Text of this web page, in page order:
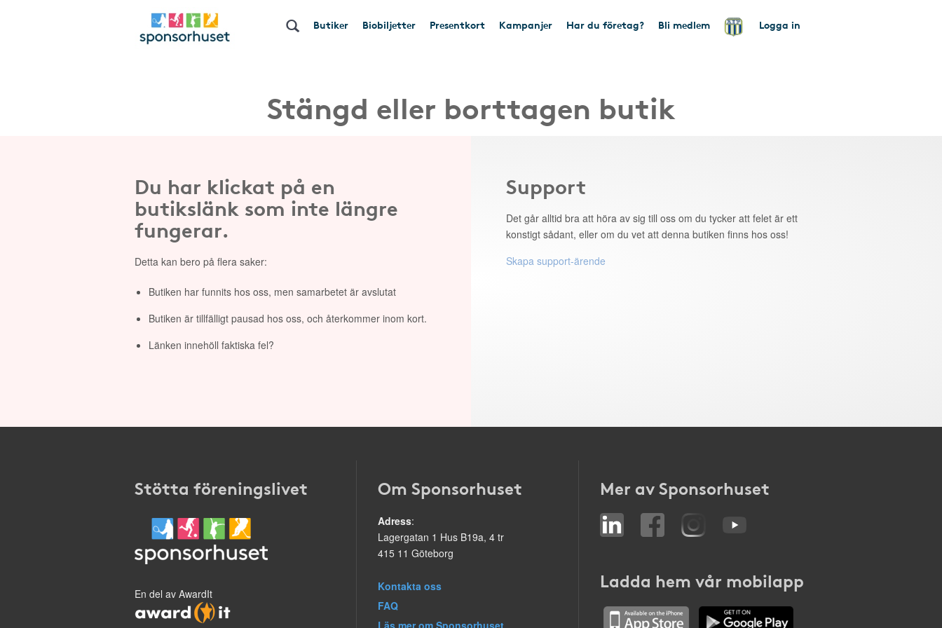
Butiker Biobiljetter Presentkort Kampanjer Har du företag? Bli medlem Logga in
Stängd eller borttagen butik
Du har klickat på en
butikslänk som inte längre
fungerar.
Detta kan bero på flera saker:
Butiken har funnits hos oss, men samarbetet är avslutat
Butiken är tillfälligt pausad hos oss, och återkommer inom kort.
Länken innehöll faktiska fel?
Support
Det går alltid bra att höra av sig till oss om du tycker att felet är ett
konstigt sådant, eller om du vet att denna butiken finns hos oss!
Skapa support-ärende
Stötta föreningslivet
En del av AwardIt
Om Sponsorhuset
Adress:
Lagergatan 1 Hus B19a, 4 tr
415 11 Göteborg
Kontakta oss
FAQ
Läs mer om Sponsorhuset
Mer av Sponsorhuset
Ladda hem vår mobilapp